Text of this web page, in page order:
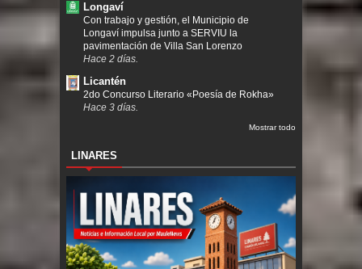
Longaví
Con trabajo y gestión, el Municipio de
Longaví impulsa junto a SERVIU la
pavimentación de Villa San Lorenzo
Hace 2 días.
Licantén
2do Concurso Literario «Poesía de Rokha»
Hace 3 días.
Mostrar todo
LINARES